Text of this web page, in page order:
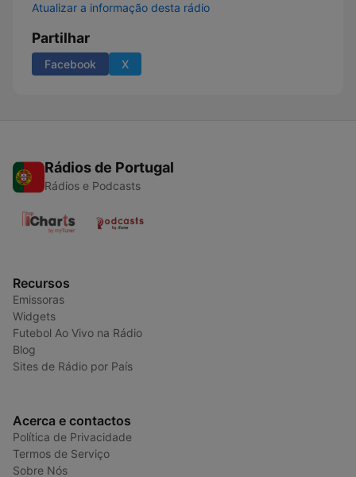
Atualizar a informação desta rádio
Partilhar
Facebook X
Rádios de Portugal
Rádios e Podcasts
Recursos
Emissoras
Widgets
Futebol Ao Vivo na Rádio
Blog
Sites de Rádio por País
Acerca e contactos
Política de Privacidade
Termos de Serviço
Sobre Nós